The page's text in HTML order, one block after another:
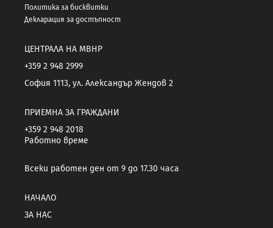
Политика за бисквитки
Декларация за достъпност
ЦЕНТРАЛА НА МВНР
+359 2 948 2999
София 1113, ул. Александър Жендов 2
ПРИЕМНА ЗА ГРАЖДАНИ
+359 2 948 2018
Работно време
Всеки работен ден от 9 до 17.30 часа
НАЧАЛО
ЗА НАС